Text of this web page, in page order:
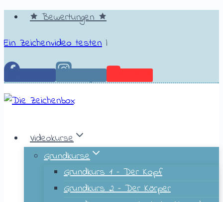
🟊 Bewertungen 🟊
Ein Zeichenvideo testen |
Videokurse
Grundkurse
Grundkurs 1 – Der Kopf
Grundkurs 2 – Der Körper